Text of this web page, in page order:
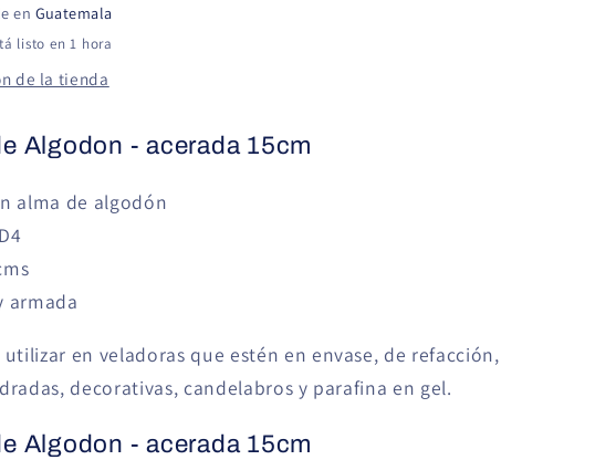
en Guatemala
listo en 1 hora
de la tienda
Algodon - acerada 15cm
alma de algodón
armada
utilizar en veladoras que estén en envase, de refacción,
decorativas, candelabros y parafina en gel.
Algodon - acerada 15cm